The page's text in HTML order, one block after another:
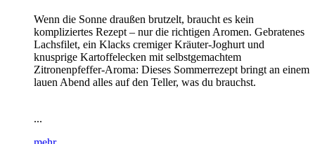
Wenn die Sonne draußen brutzelt, braucht es kein
kompliziertes Rezept – nur die richtigen Aromen. Gebratenes
Lachsfilet, ein Klacks cremiger Kräuter-Joghurt und
knusprige Kartoffelecken mit selbstgemachtem
Zitronenpfeffer-Aroma: Dieses Sommerrezept bringt an einem
lauen Abend alles auf den Teller, was du brauchst.
...